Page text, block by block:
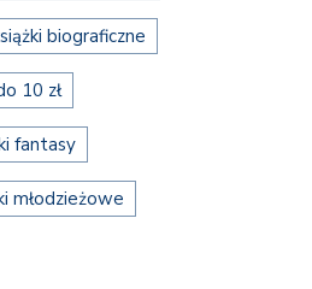
biograficzne
10 zł
fantasy
młodzieżowe